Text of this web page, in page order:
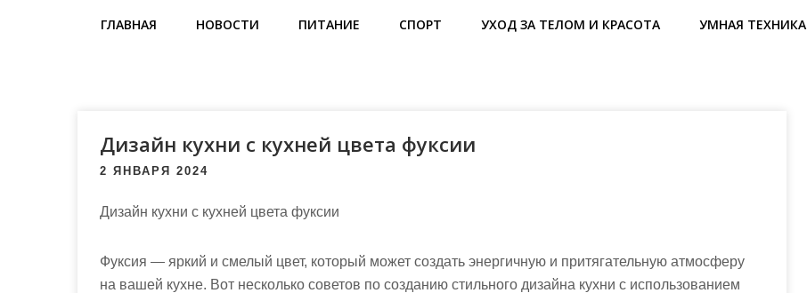
ГЛАВНАЯ НОВОСТИ ПИТАНИЕ СПОРТ УХОД ЗА ТЕЛОМ И КРАСОТА УМНАЯ ТЕХНИКА
Дизайн кухни с кухней цвета фуксии
2 ЯНВАРЯ 2024
Дизайн кухни с кухней цвета фуксии
Фуксия — яркий и смелый цвет, который может создать энергичную и притягательную атмосферу
на вашей кухне. Вот несколько советов по созданию стильного дизайна кухни с использованием